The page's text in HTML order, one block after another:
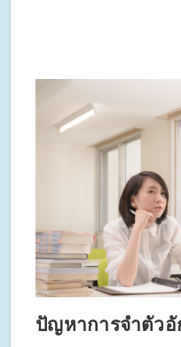
ปัญหาการจำตัว